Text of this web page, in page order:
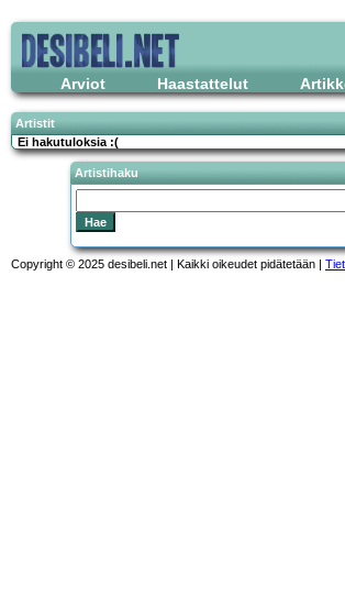
Arviot Haastattelut
Artistit
Ei hakutuloksia :(
Artistihaku
Copyright © 2025 desibeli.net | Kaikki oikeudet pidätetään |